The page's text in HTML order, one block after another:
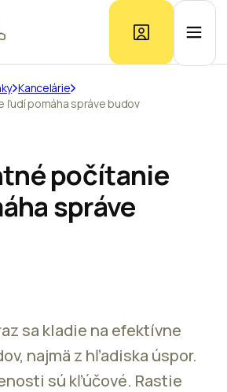
Ponuka kancelárií
Prieskum trhu
Kontakt
Kancelárie
ľudí pomáha správe budov
počítanie
správe
sa kladie na efektívne
najmä z hľadiska úspor.
sú kľúčové. Rastie